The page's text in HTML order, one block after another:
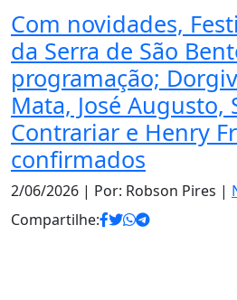
Com novidades,
da Serra de São
programação;
Mata, José Augusto,
Contrariar e Henry
confirmados
2/06/2026 | Por: Robson Pires |
Compartilhe: